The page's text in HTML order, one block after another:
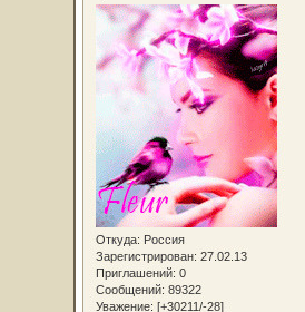
Откуда: Россия
Зарегистрирован: 27.02.13
Приглашений: 0
Сообщений: 89322
Уважение: [+30211/-28]